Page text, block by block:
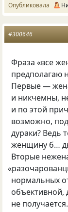
Опубликовала
#300646
Фраза «все
предполагаю
Первые —
и никчемны,
и по этой
возможно,
дураки? Ведь
женщину б…
Вторые
«
нормальных
объективной,
не